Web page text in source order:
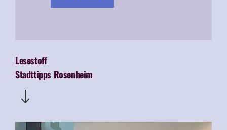
Lesestoff
Stadttipps Rosenheim